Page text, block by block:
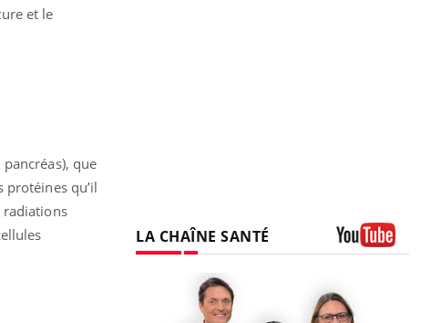
et le
que
qu’il
radiations
LA CHAÎNE SANTÉ